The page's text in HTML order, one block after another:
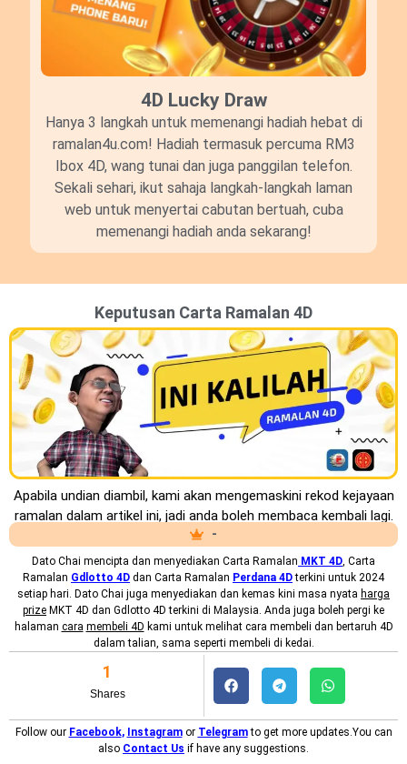
4D Lucky Draw​
Hanya 3 langkah untuk memenangi hadiah hebat di
ramalan4u.com! Hadiah termasuk percuma RM3
Ibox 4D, wang tunai dan juga panggilan telefon.
Sekali sehari, ikut sahaja langkah-langkah laman
web untuk menyertai cabutan bertuah, cuba
memenangi hadiah anda sekarang!
Keputusan Carta Ramalan 4D
Apabila undian diambil, kami akan mengemaskini rekod kejayaan
ramalan dalam artikel ini, jadi anda boleh membaca kembali lagi.
-
Dato Chai mencipta dan menyediakan Carta Ramalan MKT 4D, Carta
Ramalan Gdlotto 4D dan Carta Ramalan Perdana 4Dterkini untuk 2024
setiap hari. Dato Chai juga menyediakan dan kemas kini masa nyata harga
prize MKT 4D dan Gdlotto 4D terkini di Malaysia. Anda juga boleh pergi ke
halaman cara membeli 4D kami untuk melihat cara membeli dan bertaruh 4D
dalam talian, sama seperti membeli di kedai.
Shares
1
Follow our Facebook, Instagramor Telegramto get more updates.You can
also Contact Us if have any suggestions.